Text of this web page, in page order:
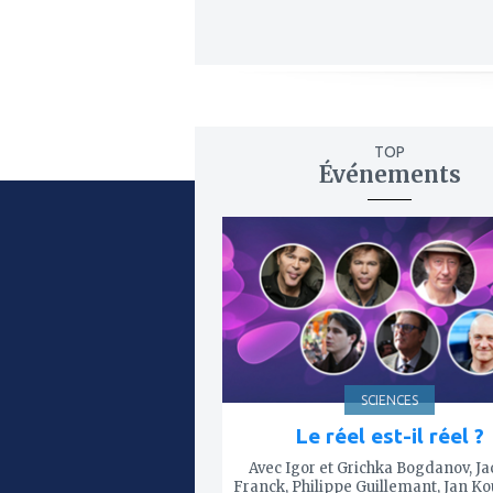
TOP
Événements
mes
favoris
SCIENCES
Le réel est-il réel ?
Avec Igor et Grichka Bogdanov,
Franck, Philippe Guillemant, Jan